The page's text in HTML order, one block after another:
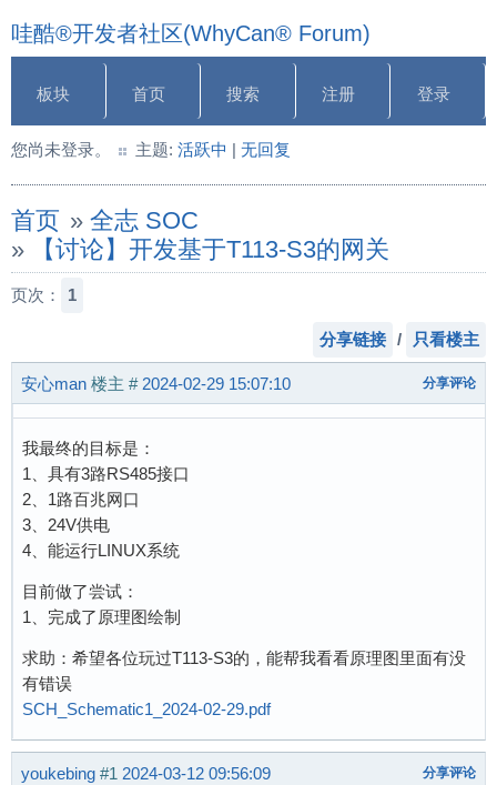
哇酷®开发者社区(WhyCan® Forum)
板块 首页 搜索 注册 登录
您尚未登录。 主题: 活跃中 | 无回复
首页 » 全志 SOC
»
【讨论】开发基于T113-S3的网关
页次： 1
分享链接 / 只看楼主
安心man 楼主 # 2024-02-29 15:07:10 分享评论
我最终的目标是：
1、具有3路RS485接口
2、1路百兆网口
3、24V供电
4、能运行LINUX系统
目前做了尝试：
1、完成了原理图绘制
求助：希望各位玩过T113-S3的，能帮我看看原理图里面有没
有错误
SCH_Schematic1_2024-02-29.pdf
youkebing #1 2024-03-12 09:56:09 分享评论